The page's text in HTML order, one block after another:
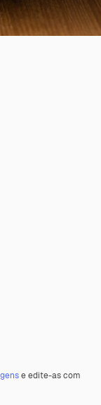
e edite-as com